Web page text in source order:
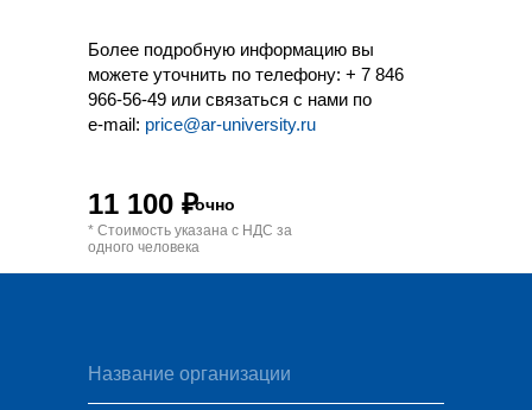
* Стоимость указана с НДС за
одного человека
Более подробную информацию вы
можете уточнить по телефону: + 7 846
966-56-49 или связаться с нами по
e-mail: price@ar-university.ru
Название организации
11 100 ₽очно